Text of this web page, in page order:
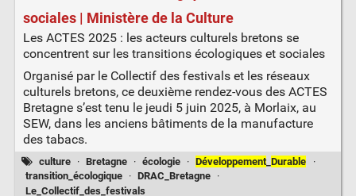
sociales | Ministère de la Culture
Les ACTES 2025 : les acteurs culturels bretons se
concentrent sur les transitions écologiques et sociales
Organisé par le Collectif des festivals et les réseaux
culturels bretons, ce deuxième rendez-vous des ACTES
Bretagne s’est tenu le jeudi 5 juin 2025, à Morlaix, au
SEW, dans les anciens bâtiments de la manufacture
des tabacs.
culture · Bretagne · écologie · Développement _Durable
·
transition_écologique
· DRAC_Bretagne
·
Le_Collectif_des_festivals